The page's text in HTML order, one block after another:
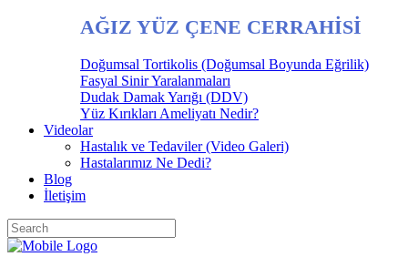
AĞIZ YÜZ ÇENE CERRAHİSİ
Doğumsal Tortikolis (Doğumsal Boyunda Eğrilik)
Fasyal Sinir Yaralanmaları
Dudak Damak Yarığı (DDV)
Yüz Kırıkları Ameliyatı Nedir?
Videolar
Hastalık ve Tedaviler (Video Galeri)
Hastalarımız Ne Dedi?
Blog
İletişim